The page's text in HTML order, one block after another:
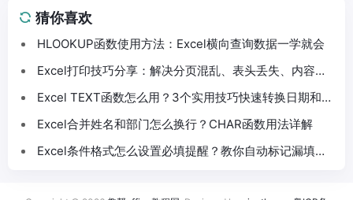
猜你喜欢
HLOOKUP函数使用方法：Excel横向查询数据一学就会
Excel打印技巧分享：解决分页混乱、表头丢失、内容截
Excel TEXT函数怎么用？3个实用技巧快速转换日期和数
Excel合并姓名和部门怎么换行？CHAR函数用法详解
Excel条件格式怎么设置必填提醒？教你自动标记漏填数